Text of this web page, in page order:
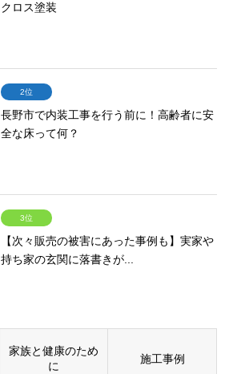
クロス塗装
2位
長野市で内装工事を行う前に！高齢者に安
全な床って何？
3位
【次々販売の被害にあった事例も】実家や
持ち家の玄関に落書きが...
家族と健康のため
に
施工事例